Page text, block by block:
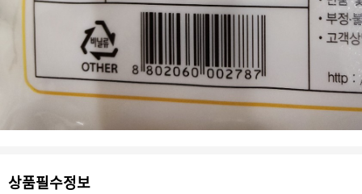
상품필수정보